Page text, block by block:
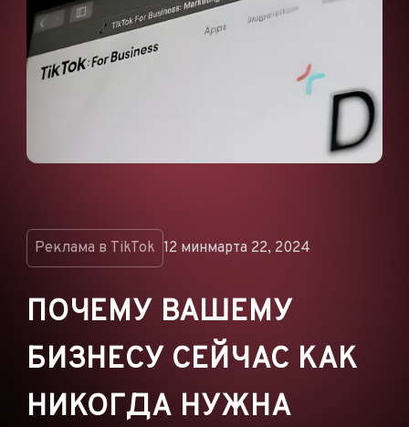
РЕКЛАМА В TIKTOK
Реклама в TikTok 12 минмарта 22, 2024
ПОЧЕМУ ВАШЕМУ
БИЗНЕСУ СЕЙЧАС КАК
НИКОГДА НУЖНА